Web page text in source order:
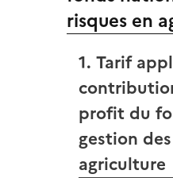
risques en
1. Tarif
profit du
gestion
agriculture